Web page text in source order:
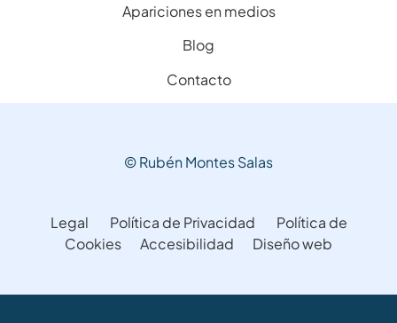
Apariciones en medios
Blog
Contacto
© Rubén Montes Salas
Legal Política de Privacidad
Política de
Cookies
Accesibilidad Diseño web